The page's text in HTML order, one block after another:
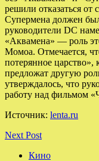
решили отказаться от
Супермена должен
руководители DC
«Аквамена» — роль
Момоа. Отмечается,
потерянное царство»,
предложат другую
утверждалось, что
работу над фильмом
Источник: lenta.ru
Next Post
Кино